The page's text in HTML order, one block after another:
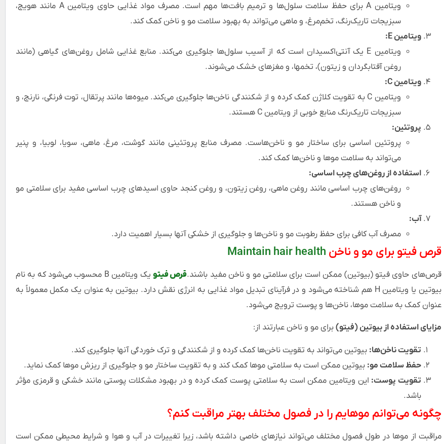
ویتامین A برای حفظ سلامت سلول‌ها و ترمیم بافت‌ها مهم است. مصرف مواد غذایی حاوی ویتامین A مانند هویج،
سبزیجات تاریک‌رنگ، تخم‌مرغ، و ماهی می‌تواند به بهبود سلامت مو و ناخن کمک کند.
ویتامین E:
ویتامین E یک آنتی‌اکسیدان است که از آسیب سلول‌ها جلوگیری می‌کند. منابع غذایی شامل روغن‌های گیاهی (مانند
روغن آفتابگردان و زیتون)، تخمها، و مغزهای خشک می‌شوند.
ویتامین C:
ویتامین C به تقویت کلاژن کمک کرده و از شکنندگی ناخن‌ها جلوگیری می‌کند. میوه‌ها مانند پرتقال، توت فرنگی، نارنج، و
سبزیجات تاریک‌رنگ منابع خوبی از ویتامین C هستند.
پروتئین:
پروتئین اساسی برای ساختار مو و ناخن‌هاست. مصرف منابع پروتئینی مانند گوشت، مرغ، ماهی، سویا، لوبیا، و پنیر
می‌تواند به سلامت موها و ناخن‌ها کمک کند.
استفاده از روغن‌های چرب اساسی:
روغن‌های چرب اساسی مانند روغن ماهی، روغن زیتون، و روغن کنجد حاوی اسیدهای چرب اساسی مفید برای سلامتی مو
و ناخن هستند.
آب:
مصرف آب کافی برای حفظ رطوبت مو و ناخن‌ها و جلوگیری از خشکی آنها بسیار اهمیت دارد.
قرص فیتو برای مو و ناخن
قرص‌های حاوی فیتو (بیوتین) ممکن است برای سلامتی مو و ناخن مفید باشند.قرص فیتو
یک ویتامین B محسوب می‌شود که به نام
بیوتین یا ویتامین H هم شناخته می‌شود و در فرآینای تبدیل مواد غذایی به انرژی نقش دارد. بیوتین به عنوان یک مکمل معمولاً به
عنوان کمک به سلامت موها، ناخن‌ها و پوست ترویج می‌شود.
مزایای استفاده از بیوتین (فیتو) برای مو و ناخن عبارتند از:
تقویت ناخن‌ها: بیوتین می‌تواند به تقویت ناخن‌ها کمک کرده و از شکنندگی و ترک خوردگی آنها جلوگیری کند.
حفظ سلامت مو: بیوتین ممکن است به سلامتی موها کمک کند و به تقویت ساختار مو و جلوگیری از ریزش موها کمک نماید.
تقویت پوست: این ویتامین ممکن است به سلامتی پوست کمک کرده و در بهبود مشکلات پوستی مانند خشکی و قرمزی مؤثر
باشد.
چگونه می‌توانم موهایم را در فصول مختلف بهتر مراقبت کنم؟
مراقبت از موها در طول فصول مختلف می‌تواند نیازهای خاصی داشته باشد، زیرا تغییرات در آب و هوا و شرایط محیطی ممکن است